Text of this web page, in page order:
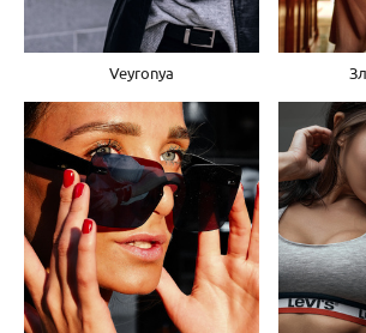
Veyronya